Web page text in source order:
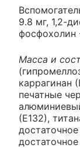
9.8 мг, 1,2-
фосфохолин
Масса и
каррагинан
печатные
(Е132),